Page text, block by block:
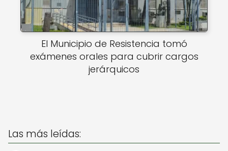
El Municipio de Resistencia tomó
exámenes orales para cubrir cargos
jerárquicos
Las más leídas: